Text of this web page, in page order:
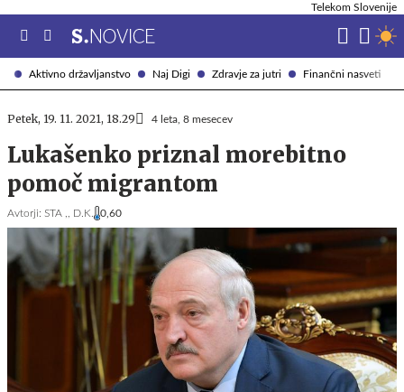
Aktivno državljanstvo Naj Digi Zdravje za jutri Finančni nasveti
Telekom Slovenije
Petek, 19. 11. 2021, 18.29 4 leta, 8 mesecev
Lukašenko priznal morebitno
pomoč migrantom
Avtorji: STA ,, D.K. 0,60